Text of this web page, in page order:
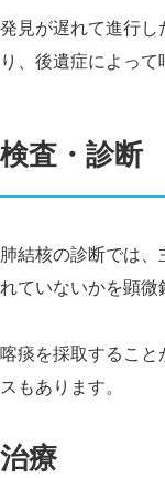
発見が遅れて進行
り、後遺症によって
検査・診断
肺結核の診断では、
れていないかを顕
喀痰を採取するこ
スもあります。
治療